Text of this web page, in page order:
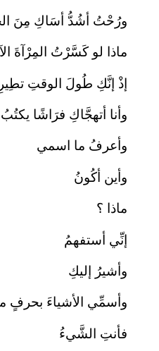
ورُحْتُ أشُدُّ أسَاكِ مِنَ
ماذا لو كَسَّرْتُ المِرْآةَ
إذْ إنَّكِ طُولَ الوقتِ
وأنا أتهجَّاكِ فرَاشًا
وأعرفُ ما اسمي
وأين أكُونُ
ماذا ؟
إنِّي أستفهمُ
وأشيرُ إليكِ
وأسمِّي الأشياءَ بحرفٍ
فأنتِ الشَّيءُ